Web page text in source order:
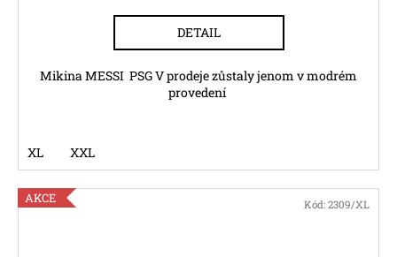
DETAIL
Mikina MESSI PSG V prodeje zůstaly jenom v modrém
provedení
XL XXL
AKCE Kód: 2309/XL